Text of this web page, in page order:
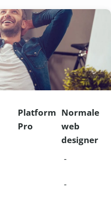
Platform
Pro
Normale
web
designer
-
-